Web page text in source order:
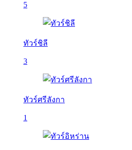
5
ทัวร์ชิลี
3
ทัวร์ศรีลังกา
1